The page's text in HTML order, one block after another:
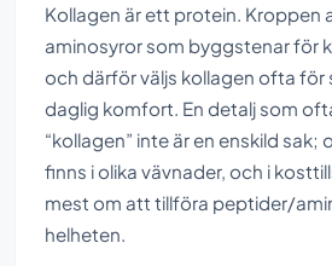
Kollagen är ett protein. Kroppen
aminosyror som byggstenar för
och därför väljs kollagen ofta för
daglig komfort. En detalj som
“kollagen” inte är en enskild sak;
finns i olika vävnader, och i
mest om att tillföra peptider/
helheten.